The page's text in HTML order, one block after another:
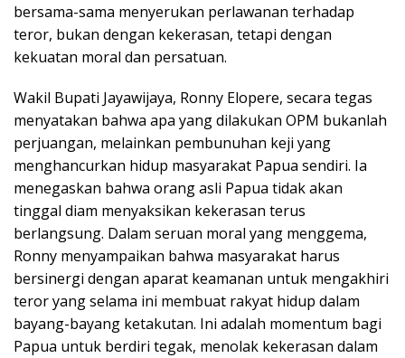
bersama-sama menyerukan perlawanan terhadap
teror, bukan dengan kekerasan, tetapi dengan
kekuatan moral dan persatuan.
Wakil Bupati Jayawijaya, Ronny Elopere, secara tegas
menyatakan bahwa apa yang dilakukan OPM bukanlah
perjuangan, melainkan pembunuhan keji yang
menghancurkan hidup masyarakat Papua sendiri. Ia
menegaskan bahwa orang asli Papua tidak akan
tinggal diam menyaksikan kekerasan terus
berlangsung. Dalam seruan moral yang menggema,
Ronny menyampaikan bahwa masyarakat harus
bersinergi dengan aparat keamanan untuk mengakhiri
teror yang selama ini membuat rakyat hidup dalam
bayang-bayang ketakutan. Ini adalah momentum bagi
Papua untuk berdiri tegak, menolak kekerasan dalam